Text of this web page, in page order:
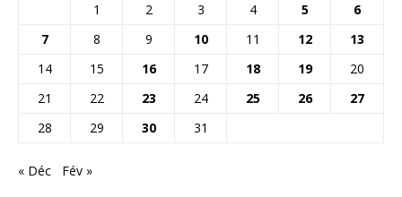
1
2 3 4 5
6
7
8 9 10 11 12
13
14
15 16 17 18 19
20
21
22 23 24 25 26
27
28
29 30 31
« Déc Fév »